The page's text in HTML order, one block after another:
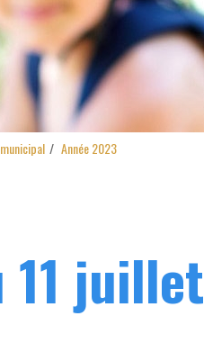
Année 2023
11 juillet